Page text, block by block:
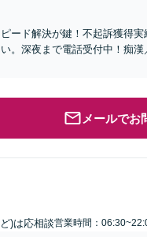
ード解決が鍵！不起訴獲得
。深夜まで電話受付中！痴
メールでお
)は応相談営業時間：